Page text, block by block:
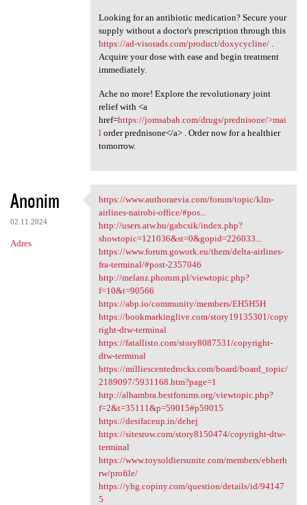
Looking for an antibiotic medication? Secure your
supply without a doctor's prescription through this
https://ad-visorads.com/product/doxycycline/.
Acquire your dose with ease and begin treatment
immediately.
Ache no more! Explore the revolutionary joint
relief with <a
href=https://jomsabah.com/drugs/prednisone/>mai
l order prednisone</a> . Order now for a healthier
tomorrow.
Anonim
02.11.2024
Adres
https://www.authoraevia.com
https://www.authoraevia.com/forum/topic/klm-
airlines-nairobi-office/#pos...
http://users.atw.hu/gabcsik/index.php?
showtopic=121036&st=0&gopid=226033...
https://www.forum.gowork.eu/them/delta-airlines-
fra-terminal/#post-2357046
http://melanz.phorum.pl/viewtopic.php?
f=10&t=90566
https://abp.io/community/members/EH5H5H
https://bookmarkinglive.com/story19135301/copy
right-dtw-terminal
https://fatallisto.com/story8087531/copyright-
dtw-terminal
https://milliescentedrocks.com/board/board_topic/
2189097/5931168.htm?page=1
http://alhambra.bestforums.org/viewtopic.php?
f=2&t=35111&p=59015#p59015
https://desifaceup.in/dehej
https://sitesrow.com/story8150474/copyright-dtw-
terminal
https://www.toysoldiersunite.com/members/ebherh
rw/profile/
https://yhg.copiny.com/question/details/id/94147
5